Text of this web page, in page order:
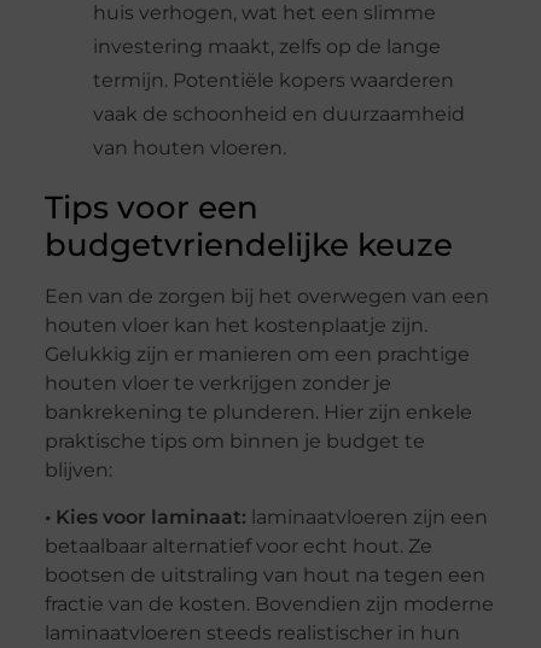
huis verhogen, wat het een slimme
investering maakt, zelfs op de lange
termijn. Potentiële kopers waarderen
vaak de schoonheid en duurzaamheid
van houten vloeren.
Tips voor een
budgetvriendelijke keuze
Een van de zorgen bij het overwegen van een
houten vloer kan het kostenplaatje zijn.
Gelukkig zijn er manieren om een prachtige
houten vloer te verkrijgen zonder je
bankrekening te plunderen. Hier zijn enkele
praktische tips om binnen je budget te
blijven:
• Kies voor laminaat: laminaatvloeren zijn een
betaalbaar alternatief voor echt hout. Ze
bootsen de uitstraling van hout na tegen een
fractie van de kosten. Bovendien zijn moderne
laminaatvloeren steeds realistischer in hun